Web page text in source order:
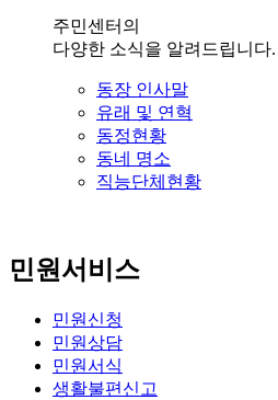
주민센터의
다양한 소식을 알려드립니다.
동장 인사말
유래 및 연혁
동정현황
동네 명소
직능단체현황
민원서비스
민원신청
민원상담
민원서식
생활불편신고